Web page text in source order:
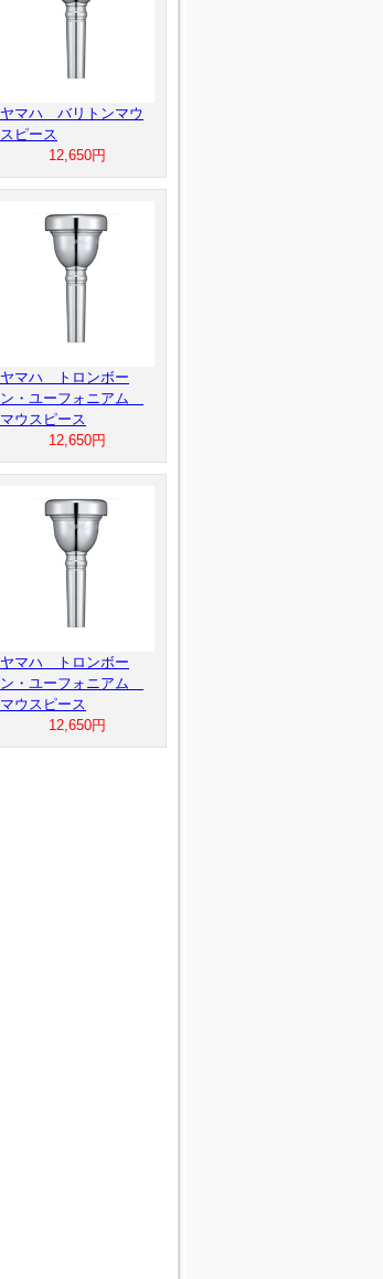
ヤマハ バリトンマウ
スピース
12,650円
ヤマハ トロンボー
ン・ユーフォニアム
マウスピース
12,650円
ヤマハ トロンボー
ン・ユーフォニアム
マウスピース
12,650円